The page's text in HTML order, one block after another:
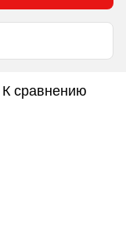
К сравнению